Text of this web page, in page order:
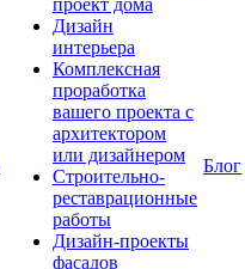
проект дома
Дизайн
интерьера
Комплексная
проработка
вашего проекта с
архитектором
или дизайнером
Строительно-
реставрационные
работы
Дизайн-проекты
фасадов
Блог